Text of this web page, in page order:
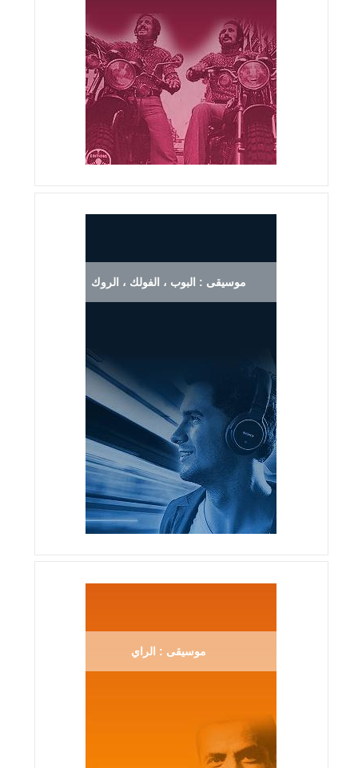
موسيقى : البوب ، الفولك ، الروك
موسيقى : الراي